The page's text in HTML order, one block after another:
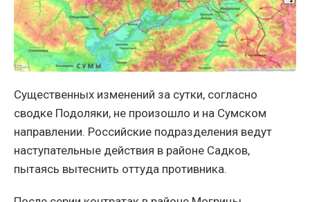
Существенных изменений за сутки, согласно
сводке Подоляки, не произошло и на Сумском
направлении. Российские подразделения ведут
наступательные действия в районе Садков,
пытаясь вытеснить оттуда противника.